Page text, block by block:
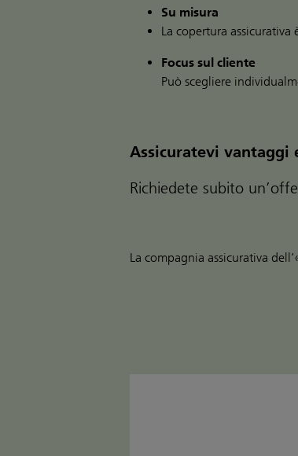
Su misura
La copertura assicurativa
Focus sul cliente
Può scegliere
Assicuratevi vantaggi
Richiedete subito
La compagnia assicurativa